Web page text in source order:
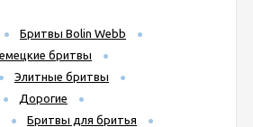
Бритвы Bolin Webb
бритвы
Элитные бритвы
Дорогие
Бритвы для бритья